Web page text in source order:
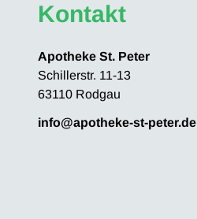
Kontakt
Apotheke St. Peter
Schillerstr. 11-13
63110 Rodgau
info@apotheke-st-peter.de